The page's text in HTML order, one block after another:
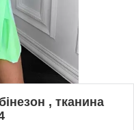
, тканина